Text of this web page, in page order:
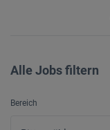
Alle Jobs filtern
Bereich